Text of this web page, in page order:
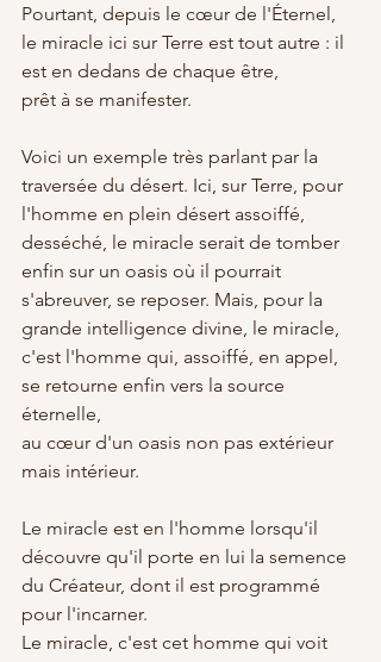
Pourtant, depuis le cœur de l'Éternel,
le miracle ici sur Terre est tout autre : il
est en dedans de chaque être,
prêt à se manifester.
Voici un exemple très parlant par la
traversée du désert. Ici, sur Terre, pour
l'homme en plein désert assoiffé,
desséché, le miracle serait de tomber
enfin sur un oasis où il pourrait
s'abreuver, se reposer. Mais, pour la
grande intelligence divine, le miracle,
c'est l'homme qui, assoiffé, en appel,
se retourne enfin vers la source
éternelle,
au cœur d'un oasis non pas extérieur
mais intérieur.
Le miracle est en l'homme lorsqu'il
découvre qu'il porte en lui la semence
du Créateur, dont il est programmé
pour l'incarner.
Le miracle, c'est cet homme qui voit